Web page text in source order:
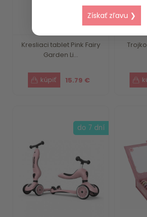
Kresliaci tablet Pink Fairy
Garden Li...
15.79 €
do 7 dní
Získať zľavu ❯